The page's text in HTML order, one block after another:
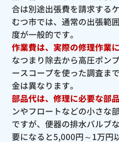
合は別途出張費を請求する
むつ市では、通常の出張範
度が一般的です。
作業費は、実際の修理作業
なつまり除去から高圧ポン
ースコープを使った調査ま
金は異なります。
部品代は、修理に必要な部
ンやフロートなどの小さな
ですが、便器の排水バルブ
要になると5,000円～1万円